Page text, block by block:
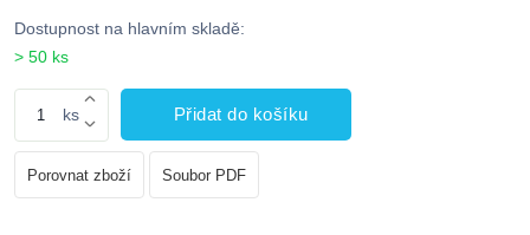
Dostupnost na hlavním skladě:
> 50 ks
ks Přidat do košíku
Porovnat zboží Soubor PDF